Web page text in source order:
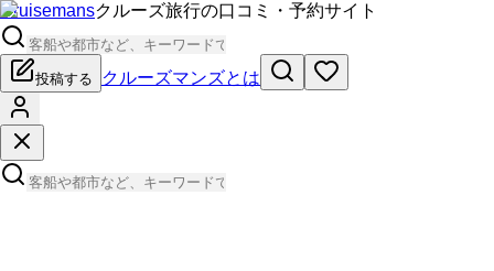
Cruisemansクルーズ旅行の口コミ・予約サイト
投稿する クルーズマンズとは